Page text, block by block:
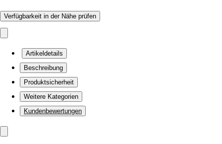
Verfügbarkeit in der Nähe prüfen
Artikeldetails
Beschreibung
Produktsicherheit
Weitere Kategorien
Kundenbewertungen